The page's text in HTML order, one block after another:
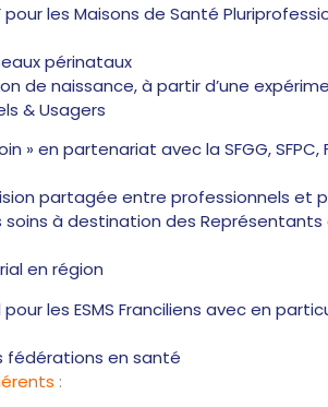
les Maisons de Santé
périnataux
de naissance, à partir d’une
& Usagers
en partenariat avec la SFGG, SFPC,
partagée entre professionnels et
à destination des Représentants
en région
les ESMS Franciliens avec en
fédérations en santé
: